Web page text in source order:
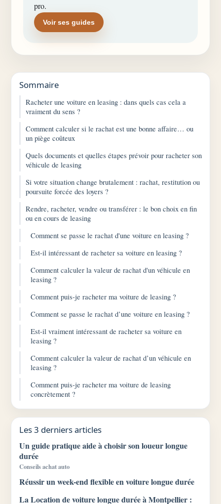
pro.
Voir ses guides
Sommaire
Racheter une voiture en leasing : dans quels cas cela a
vraiment du sens ?
Comment calculer si le rachat est une bonne affaire… ou
un piège coûteux
Quels documents et quelles étapes prévoir pour racheter son
véhicule de leasing
Si votre situation change brutalement : rachat, restitution ou
poursuite forcée des loyers ?
Rendre, racheter, vendre ou transférer : le bon choix en fin
ou en cours de leasing
Comment se passe le rachat d'une voiture en leasing ?
Est-il intéressant de racheter sa voiture en leasing ?
Comment calculer la valeur de rachat d'un véhicule en
leasing ?
Comment puis-je racheter ma voiture de leasing ?
Comment se passe le rachat d’une voiture en leasing ?
Est-il vraiment intéressant de racheter sa voiture en
leasing ?
Comment calculer la valeur de rachat d’un véhicule en
leasing ?
Comment puis-je racheter ma voiture de leasing
concrètement ?
Les 3 derniers articles
Un guide pratique aide à choisir son loueur longue
durée
Conseils achat auto
Réussir un week-end flexible en voiture longue durée
La Location de voiture longue durée à Montpellier :